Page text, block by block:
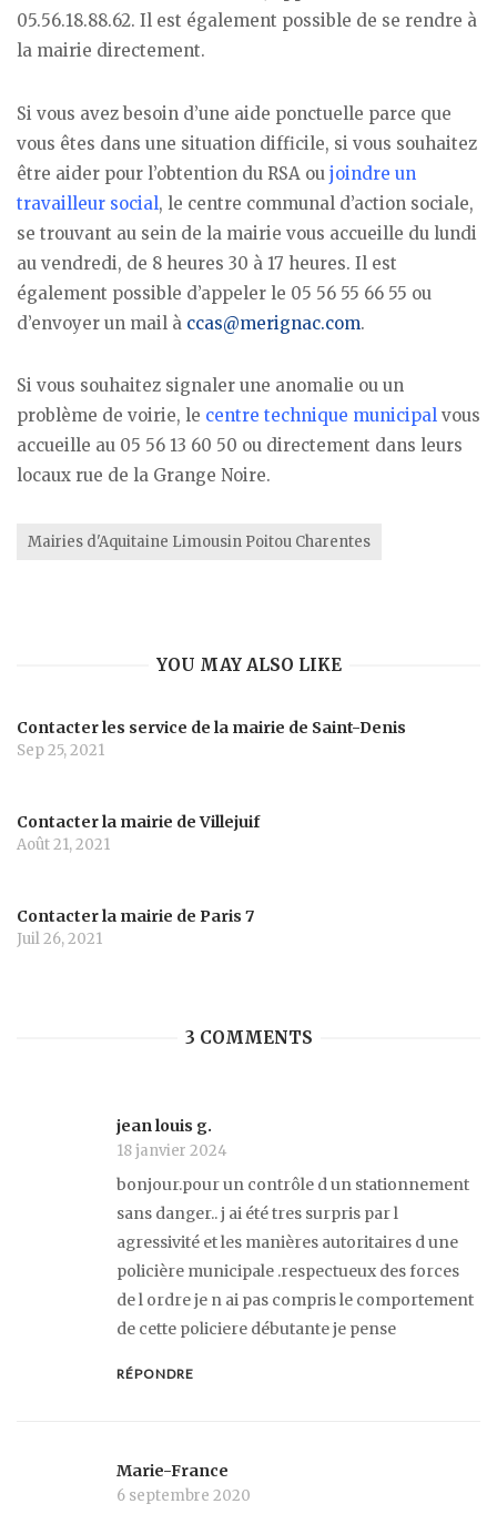
05.56.18.88.62. Il est également possible de se rendre à
la mairie directement.
Si vous avez besoin d’une aide ponctuelle parce que
vous êtes dans une situation difficile, si vous souhaitez
être aider pour l’obtention du RSA ou joindre un
travailleur social, le centre communal d’action sociale,
se trouvant au sein de la mairie vous accueille du lundi
au vendredi, de 8 heures 30 à 17 heures. Il est
également possible d’appeler le 05 56 55 66 55 ou
d’envoyer un mail à ccas@merignac.com.
Si vous souhaitez signaler une anomalie ou un
problème de voirie, le centre technique municipal vous
accueille au 05 56 13 60 50 ou directement dans leurs
locaux rue de la Grange Noire.
Mairies d'Aquitaine Limousin Poitou Charentes
YOU MAY ALSO LIKE
Contacter les service de la mairie de Saint-Denis
Sep 25, 2021
Contacter la mairie de Villejuif
Août 21, 2021
Contacter la mairie de Paris 7
Juil 26, 2021
3 COMMENTS
jean louis g.
18 janvier 2024
bonjour.pour un contrôle d un stationnement
sans danger.. j ai été tres surpris par l
agressivité et les manières autoritaires d une
policière municipale .respectueux des forces
de l ordre je n ai pas compris le comportement
de cette policiere débutante je pense
RÉPONDRE
Marie-France
6 septembre 2020